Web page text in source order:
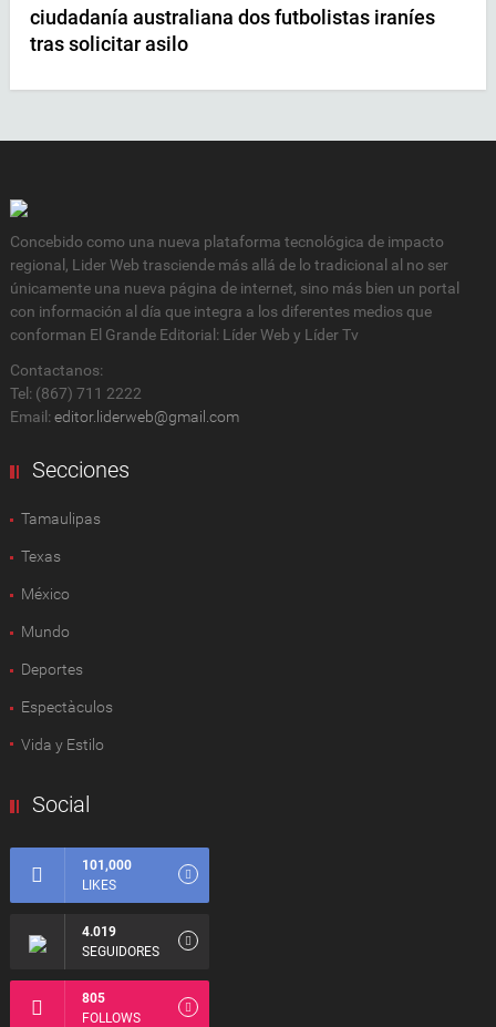
ciudadanía australiana dos futbolistas iraníes
tras solicitar asilo
Concebido como una nueva plataforma tecnológica de impacto
regional, Lider Web trasciende más allá de lo tradicional al no ser
únicamente una nueva página de internet, sino más bien un portal
con información al día que integra a los diferentes medios que
conforman El Grande Editorial: Líder Web y Líder Tv
Contactanos:
Tel: (867) 711 2222
Email: editor.liderweb@gmail.com
Secciones
Tamaulipas
Texas
México
Mundo
Deportes
Espectàculos
Vida y Estilo
Social
101,000
LIKES
4.019
SEGUIDORES
805
FOLLOWS